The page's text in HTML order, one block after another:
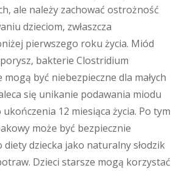
ale należy zachować ostrożność
dzieciom, zwłaszcza
pierwszego roku życia. Miód
bakterie Clostridium
być niebezpieczne dla małych
się unikanie podawania miodu
12 miesiąca życia. Po tym
może być bezpiecznie
dziecka jako naturalny słodzik
Dzieci starsze mogą korzystać